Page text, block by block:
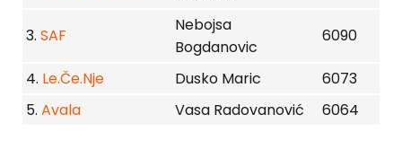
3. SAF
Nebojsa
Bogdanovic
6090
4. Le.Če.Nje Dusko Maric
6073
5. Avala Vasa Radovanović 6064